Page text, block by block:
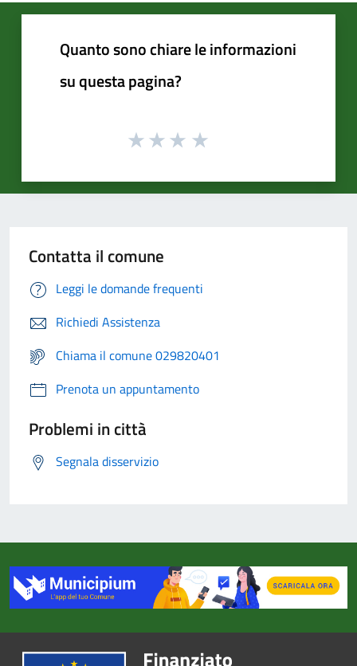
Quanto sono chiare le informazioni
su questa pagina?
Contatta il comune
Leggi le domande frequenti
Richiedi Assistenza
Chiama il comune 029820401
Prenota un appuntamento
Problemi in città
Segnala disservizio